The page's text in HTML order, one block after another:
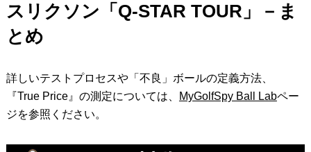
スリクソン「Q-STAR TOUR」－ま
とめ
詳しいテストプロセスや「不良」ボールの定義方法、
『True Price』の測定については、
MyGolfSpy Ball Labペー
ジを参照ください。